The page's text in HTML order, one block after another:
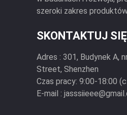
szeroki zakres
SKONTAKTUJ
Adres : 301, Budynek A,
Street, Shenzhen
Czas pracy: 9:00-18:00
E-mail :